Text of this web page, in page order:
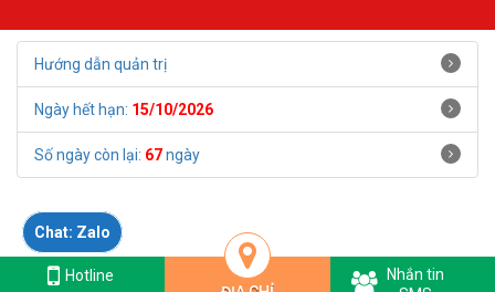
Chat: Zalo
Hotline: 096 272 8284
Hướng dẫn quản trị
Ngày hết hạn: 15/10/2026
Số ngày còn lại: 67ngày
Hotline
Nhắn tin